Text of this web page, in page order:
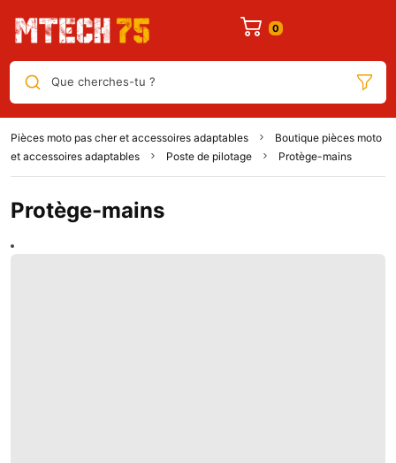
Que cherches-tu ?
Pièces moto pas cher et accessoires adaptables
Boutique pièces moto
et accessoires adaptables
Poste de pilotage Protège-mains
Protège-mains